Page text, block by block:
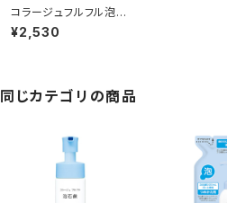
コラージュフルフル泡石
鹸 300mL
¥2,530
同じカテゴリの商品